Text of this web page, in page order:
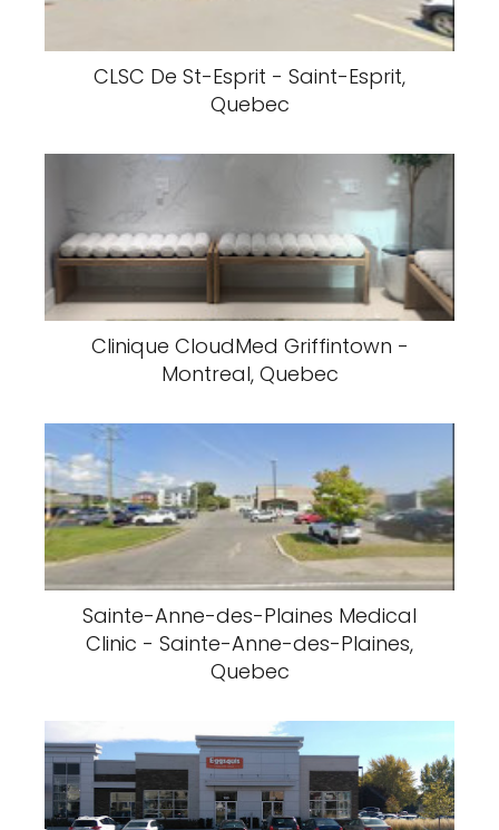
CLSC De St-Esprit - Saint-Esprit,
Quebec
Clinique CloudMed Griffintown -
Montreal, Quebec
Sainte-Anne-des-Plaines Medical
Clinic - Sainte-Anne-des-Plaines,
Quebec